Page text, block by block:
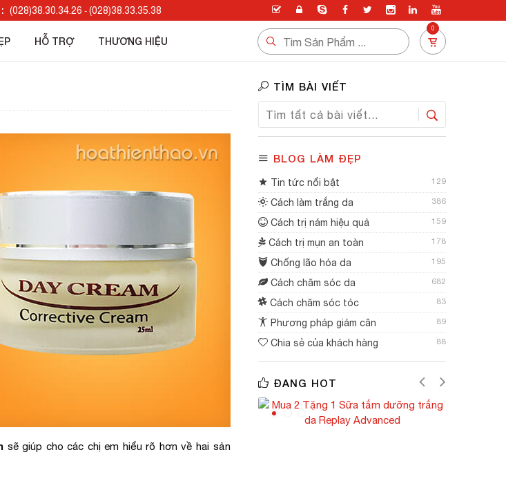
(028)38.30.34.26 - (028)38.33.35.38
0
HỖ TRỢ THƯƠNG HIỆU
sẽ giúp cho các chị em hiểu rõ hơn về hai sản
TÌM BÀI VIẾT
BLOG LÀM ĐẸP
Tin tức nổi bật 129
Cách làm trắng da 386
Cách trị nám hiệu quả 159
Cách trị mụn an toàn 178
Chống lão hóa da 195
Cách chăm sóc da 682
Cách chăm sóc tóc 83
Phương pháp giảm cân 89
Chia sẻ của khách hàng 88
ĐANG HOT